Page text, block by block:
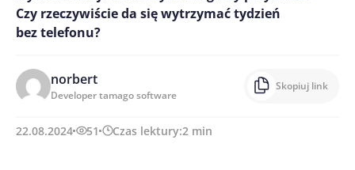
Czy rzeczywiście da się wytrzymać tydzień
bez telefonu?
norbert
Developer tamago software
Skopiuj link
22.08.2024 51 Czas lektury:2 min